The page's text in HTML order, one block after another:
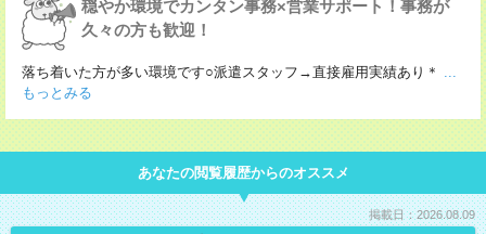
穏やか環境でカンタン事務×営業サポート！事務が
久々の方も歓迎！
落ち着いた方が多い環境です○派遣スタッフ→直接雇用実績あり＊ ...
もっとみる
あなたの閲覧履歴からのオススメ
掲載日：2026.08.09